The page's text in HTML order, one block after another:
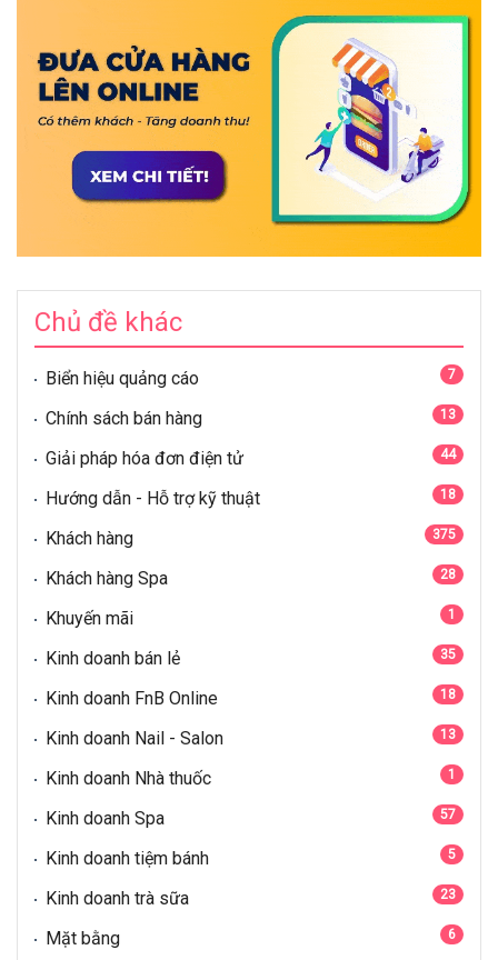
Chủ đề khác
Biển hiệu quảng cáo 7
Chính sách bán hàng 13
Giải pháp hóa đơn điện tử 44
Hướng dẫn - Hỗ trợ kỹ thuật 18
Khách hàng 375
Khách hàng Spa 28
Khuyến mãi 1
Kinh doanh bán lẻ 35
Kinh doanh FnB Online 18
Kinh doanh Nail - Salon 13
Kinh doanh Nhà thuốc 1
Kinh doanh Spa 57
Kinh doanh tiệm bánh 5
Kinh doanh trà sữa 23
Mặt bằng 6